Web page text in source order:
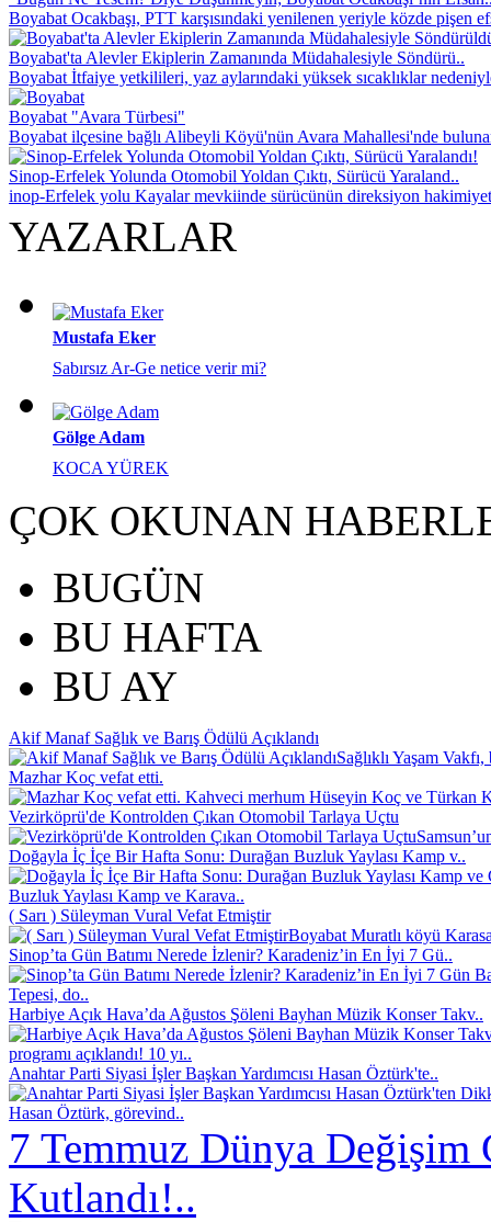
Boyabat Ocakbaşı, PTT karşısındaki yenilenen yeriyle közde pişen
Boyabat'ta Alevler Ekiplerin Zamanında Müdahalesiyle Söndürü..
Boyabat İtfaiye yetkilileri, yaz aylarındaki yüksek sıcaklıklar
Boyabat "Avara Türbesi"
Boyabat ilçesine bağlı Alibeyli Köyü'nün Avara Mahallesi'nde
Sinop-Erfelek Yolunda Otomobil Yoldan Çıktı, Sürücü Yaraland..
inop-Erfelek yolu Kayalar mevkiinde sürücünün direksiyon
YAZARLAR
Mustafa Eker
Sabırsız Ar-Ge netice verir mi?
Gölge Adam
KOCA YÜREK
ÇOK OKUNAN
BUGÜN
BU HAFTA
BU AY
Akif Manaf Sağlık ve Barış Ödülü Açıklandı
Sağlıklı Yaşam
Mazhar Koç vefat etti.
Kahveci merhum Hüseyin Koç ve Türkan
Vezirköprü'de Kontrolden Çıkan Otomobil Tarlaya Uçtu
Doğayla İç İçe Bir Hafta Sonu: Durağan Buzluk Yaylası Kamp v..
Buzluk Yaylası Kamp ve Karava..
( Sarı ) Süleyman Vural Vefat Etmiştir
Boyabat Muratlı köyü
Sinop’ta Gün Batımı Nerede İzlenir? Karadeniz’in En İyi 7 Gü..
Tepesi, do..
Harbiye Açık Hava’da Ağustos Şöleni Bayhan Müzik Konser Takv..
programı açıklandı! 10 yı..
Anahtar Parti Siyasi İşler Başkan Yardımcısı Hasan Öztürk'te..
Hasan Öztürk, görevind..
7 Temmuz Dünya Değişim
Kutlandı!..